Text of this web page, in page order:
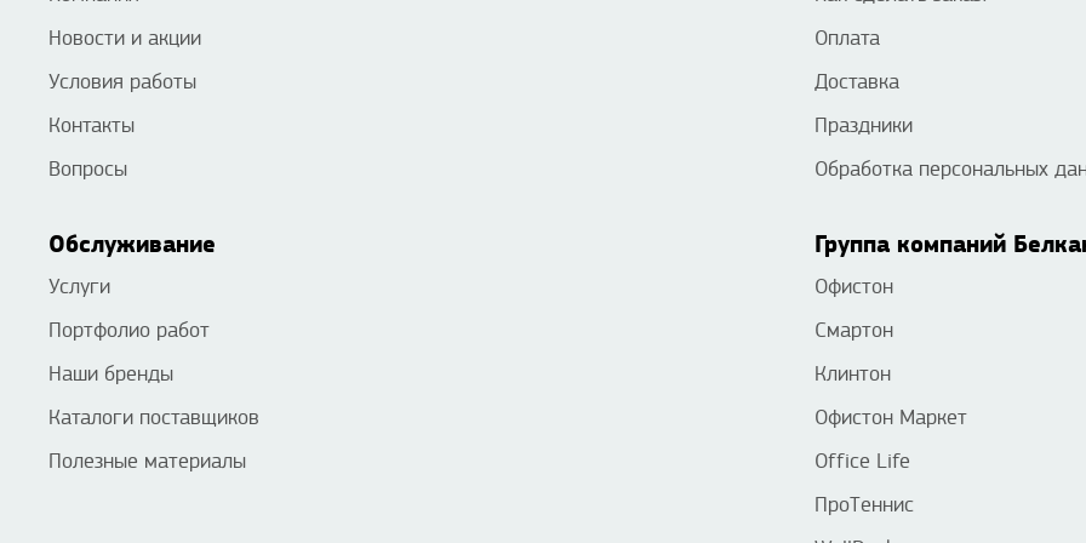
Новости и акции
Условия работы
Контакты
Вопросы
Оплата
Доставка
Праздники
Обработка персональных
Обслуживание
Услуги
Портфолио работ
Наши бренды
Каталоги поставщиков
Полезные материалы
Группа компаний
Офистон
Смартон
Клинтон
Офистон Маркет
Office Life
ПроТеннис